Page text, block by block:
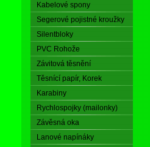
Kabelové spony
Segerové pojistné kroužky
Silentbloky
PVC Rohože
Závitová těsnění
Těsnící papír, Korek
Karabiny
Rychlospojky (mailonky)
Závěsná oka
Lanové napínáky